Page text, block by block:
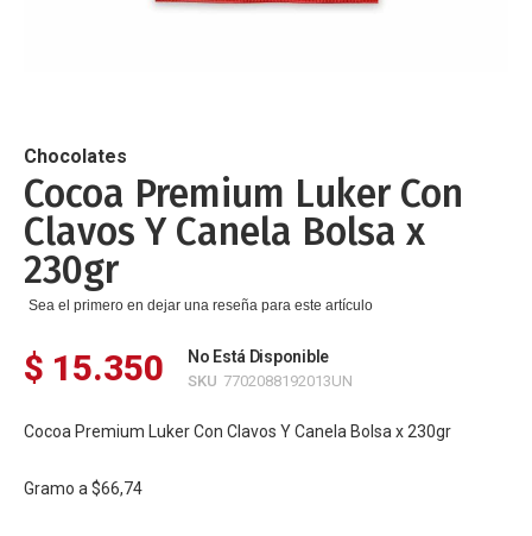
de
la
galería
de
imágenes
Chocolates
Cocoa Premium Luker Con
Clavos Y Canela Bolsa x
230gr
Sea el primero en dejar una reseña para este artículo
$ 15.350 No Está Disponible
SKU 7702088192013UN
Cocoa Premium Luker Con Clavos Y Canela Bolsa x 230gr
Gramo a $66,74